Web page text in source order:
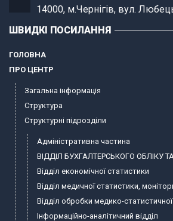
14000, м.Чернігів, вул.
ШВИДКІ ПОСИЛАННЯ
ГОЛОВНА
ПРО ЦЕНТР
Загальна інформація
Структура
Структурні підрозділи
Адміністративна частина
ВІДДІЛ БУХГАЛТЕРСЬКОГО ОБЛІКУ ТА
Відділ економічної статистики
Відділ медичної статистики,
Відділ обробки медико-статистичної
Інформаційно-аналітичний відділ